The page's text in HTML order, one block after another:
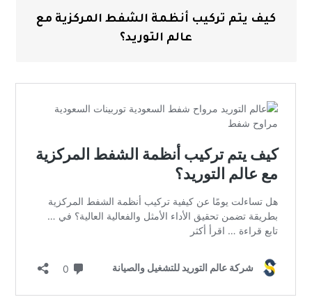
كيف يتم تركيب أنظمة الشفط المركزية مع
عالم التوريد؟